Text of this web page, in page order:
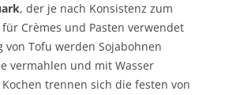
, der je nach Konsistenz zum
Crèmes und Pasten verwendet
Tofu werden Sojabohnen
vermahlen und mit Wasser
trennen sich die festen von